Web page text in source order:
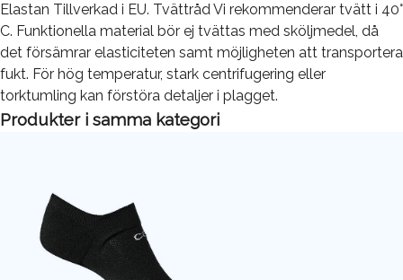
Elastan Tillverkad i EU. Tvättråd Vi rekommenderar tvätt i 40°
C. Funktionella material bör ej tvättas med sköljmedel, då
det försämrar elasticiteten samt möjligheten att transportera
fukt. För hög temperatur, stark centrifugering eller
torktumling kan förstöra detaljer i plagget.
Produkter i samma kategori